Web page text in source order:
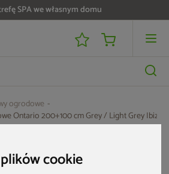
cookie
SPA we własnym domu
ogrodowe
Ontario 200+100 cm Grey / Light Grey Ibiza